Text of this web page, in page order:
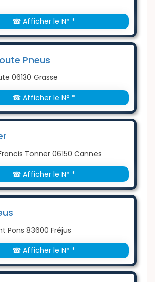
☎ Afficher le N° *
Pneus
06130 Grasse
☎ Afficher le N° *
Tonner 06150 Cannes
☎ Afficher le N° *
Pons 83600 Fréjus
☎ Afficher le N° *